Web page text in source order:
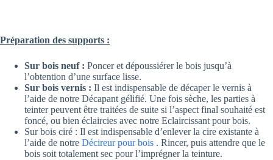
Préparation des supports :
Sur bois neuf : Poncer et dépoussiérer le bois jusqu’à
l’obtention d’une surface lisse.
Sur bois vernis : Il est indispensable de décaper le vernis à
l’aide de notre Décapant gélifié. Une fois sèche, les parties à
teinter peuvent être traitées de suite si l’aspect final souhaité est
foncé, ou bien éclaircies avec notre Eclaircissant pour bois.
Sur bois ciré : Il est indispensable d’enlever la cire existante à
l’aide de notre Décireur pour bois . Rincer, puis attendre que le
bois soit totalement sec pour l’imprégner la teinture.